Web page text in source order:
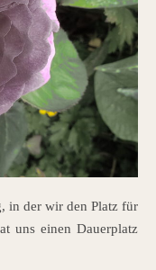
uns einen Dauerplatz